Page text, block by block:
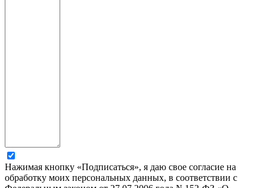
Нажимая кнопку «Подписаться», я даю свое согласие на
обработку моих персональных данных, в соответствии с